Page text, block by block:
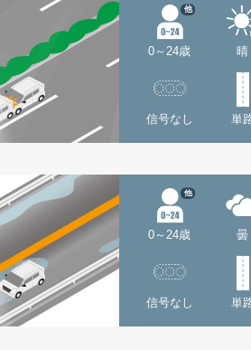
0～24歳
他
晴
信号なし 単
0～24歳
他
曇
信号なし 単